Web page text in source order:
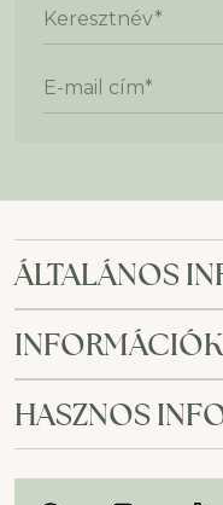
Keresztnév*
E-mail cím*
ÁLTALÁNOS
HASZNOS